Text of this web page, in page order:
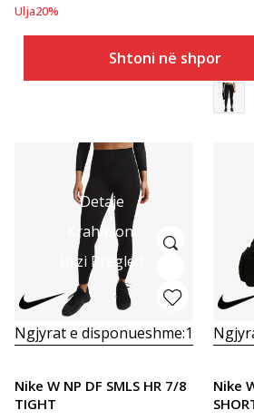
Ulja20%
Shtoni në shportë
Detaje
Krahasoni
Brzi Pregled
Ngjyrat e disponueshme:1
Nike W NP DF SMLS HR 7/8
TIGHT
Nike